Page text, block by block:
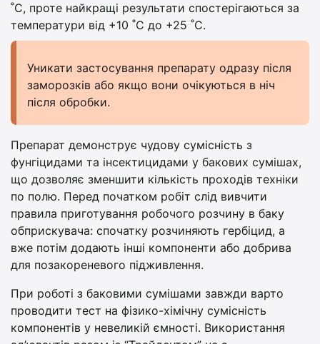
˚С, проте найкращі результати спостерігаються за
температури від +10 ˚С до +25 ˚С.
Уникати застосування препарату одразу після
заморозків або якщо вони очікуються в ніч
після обробки.
Препарат демонструє чудову сумісність з
фунгіцидами та інсектицидами у бакових сумішах,
що дозволяє зменшити кількість проходів техніки
по полю. Перед початком робіт слід вивчити
правила приготування робочого розчину в баку
обприскувача: спочатку розчиняють гербіцид, а
вже потім додають інші компоненти або добрива
для позакореневого підживлення.
При роботі з баковими сумішами завжди варто
проводити тест на фізико-хімічну сумісність
компонентів у невеликій ємності. Використання